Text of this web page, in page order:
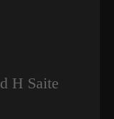
H Saite